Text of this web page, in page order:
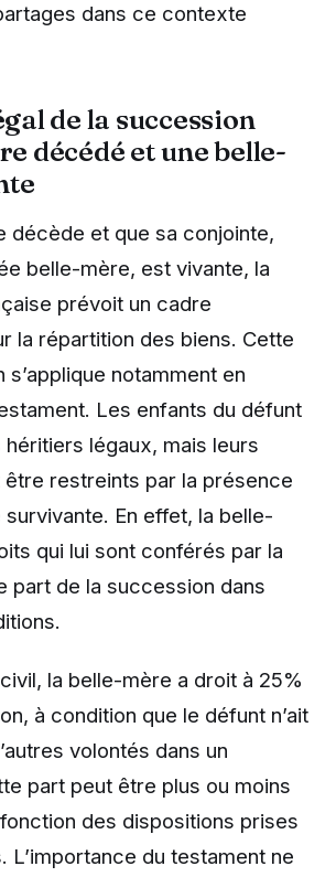
dans ce contexte
de la succession
décédé et une belle-
décède et que sa conjointe,
belle-mère, est vivante, la
prévoit un cadre
la répartition des biens. Cette
s’applique notamment en
Les enfants du défunt
légaux, mais leurs
restreints par la présence
En effet, la belle-
qui lui sont conférés par la
part de la succession dans
la belle-mère a droit à 25%
à condition que le défunt n’ait
volontés dans un
part peut être plus ou moins
des dispositions prises
L’importance du testament ne